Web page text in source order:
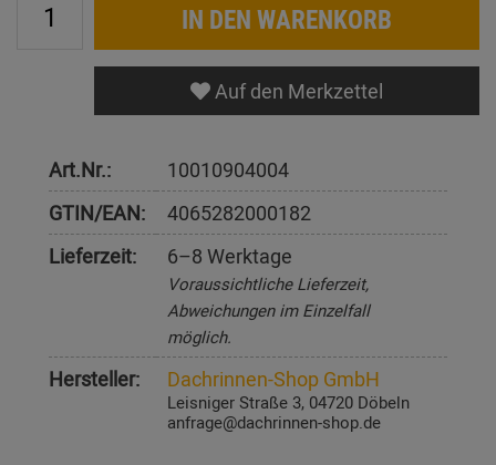
IN DEN WARENKORB
Auf den Merkzettel
Art.Nr.:
10010904004
GTIN/EAN:
4065282000182
Lieferzeit:
6–8 Werktage
Voraussichtliche Lieferzeit,
Abweichungen im Einzelfall
möglich.
Hersteller: Dachrinnen-Shop GmbH
Leisniger Straße 3, 04720 Döbeln
anfrage@dachrinnen-shop.de